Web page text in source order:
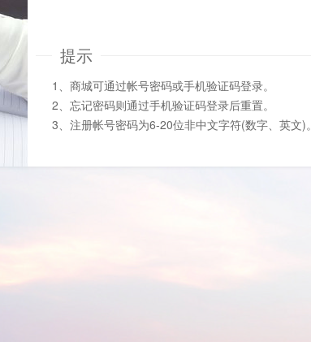
提示
1、商城可通过帐号密码或手机验证码登录。
2、忘记密码则通过手机验证码登录后重置。
3、注册帐号密码为6-20位非中文字符(数字、英文)。